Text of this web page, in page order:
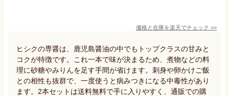
価格と在庫を楽天でチェック >>
ヒシクの専醤は、鹿児島醤油の中でもトップクラスの甘みと
コクが特徴です。これ一本で味が決まるため、煮物などの料
理に砂糖やみりんを足す手間が省けます。刺身や卵かけご飯
との相性も抜群で、一度使うと病みつきになる中毒性があり
ます。2本セットは送料無料で手に入りやすく、通販での購